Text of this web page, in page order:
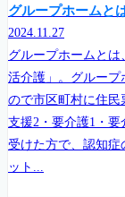
グループホームと
2024.11.27
グループホームと
活介護」。グループ
ので市区町村に住
支援2・要介護1・要
受けた方で、認知症
ット...